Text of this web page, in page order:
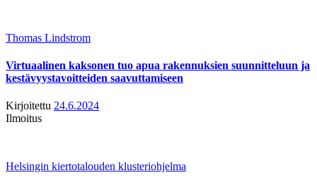
Thomas Lindstrom
Virtuaalinen kaksonen tuo apua rakennuksien suunnitteluun ja
kestävyystavoitteiden saavuttamiseen
Kirjoitettu 24.6.2024
Ilmoitus
Helsingin kiertotalouden klusteriohjelma